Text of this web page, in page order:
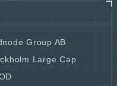
Group AB
Large Cap